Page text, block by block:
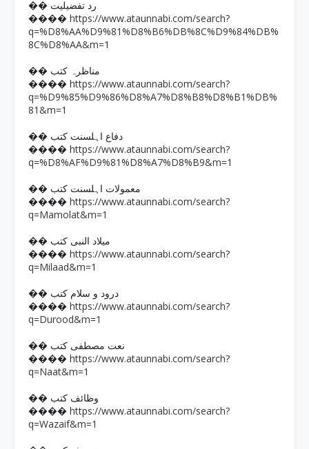
�� رد تفضیلیت
���� https://www.ataunnabi.com/search?
q=%D8%AA%D9%81%D8%B6%DB%8C%D9%84%DB%
8C%D8%AA&m=1
�� مناظرہ کتب
���� https://www.ataunnabi.com/search?
q=%D9%85%D9%86%D8%A7%D8%B8%D8%B1%DB%
81&m=1
�� دفاع اہلسنت کتب
���� https://www.ataunnabi.com/search?
q=%D8%AF%D9%81%D8%A7%D8%B9&m=1
�� معمولات اہلسنت کتب
���� https://www.ataunnabi.com/search?
q=Mamolat&m=1
�� میلاد النبی کتب
���� https://www.ataunnabi.com/search?
q=Milaad&m=1
�� درود و سلام کتب
���� https://www.ataunnabi.com/search?
q=Durood&m=1
�� نعت مصطفی کتب
���� https://www.ataunnabi.com/search?
q=Naat&m=1
�� وظائف کتب
���� https://www.ataunnabi.com/search?
q=Wazaif&m=1